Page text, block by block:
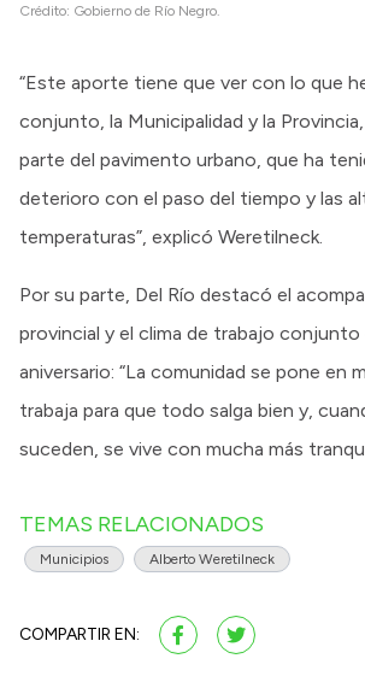
Crédito: Gobierno de Río Negro.
“Este aporte tiene que ver con lo que
conjunto, la Municipalidad y la
parte del pavimento urbano, que ha
deterioro con el paso del tiempo y las
temperaturas”, explicó Weretilneck.
Por su parte, Del Río destacó el
provincial y el clima de trabajo conjunto
aniversario: “La comunidad se pone en
trabaja para que todo salga bien y,
suceden, se vive con mucha más
TEMAS RELACIONADOS
Municipios Alberto Weretilneck
COMPARTIR EN: